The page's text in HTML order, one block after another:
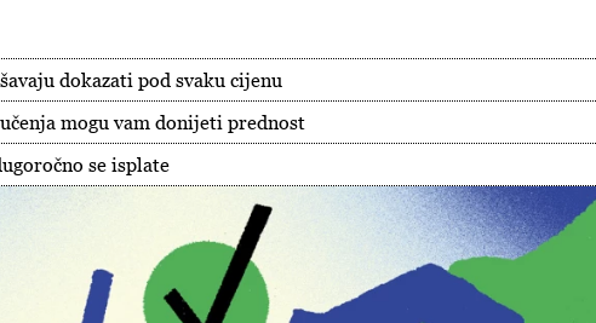
dokazati pod svaku cijenu
mogu vam donijeti prednost
se isplate